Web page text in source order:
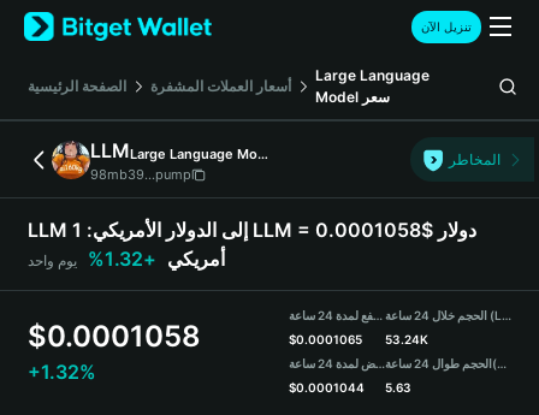
English
日本語
Русский
Español (Latinoamérica)
Türkçe
Deutsch
简体中文
Português (Portugal)
Bahasa Indonesia
تنزيل الآن
الصفحة الرئيسية أسعار العملات المشفرة
Large Language
Model سعر
LLM
Large Language Model
98mb39...pump
المخاطر
LLM إلى الدولار الأمريكي: 1 LLM = 0.0001058$ دولار
أمريكي +1.32% يوم واحد
$0.0001058
+1.32%
مرتفع لمدة 24 ساعة
$0.0001065
منخفض لمدة 24 ساعة
$0.0001044
الحجم خلال 24 ساعة (LLM)
53.24K
الحجم طوال 24 ساعة(USDT)
5.63